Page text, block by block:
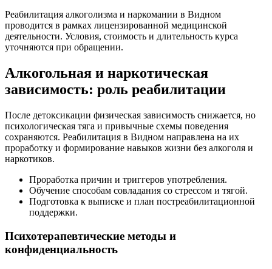
Реабилитация алкоголизма и наркомании в Видном
проводится в рамках лицензированной медицинской
деятельности. Условия, стоимость и длительность курса
уточняются при обращении.
Алкогольная и наркотическая
зависимость: роль реабилитации
После детоксикации физическая зависимость снижается, но
психологическая тяга и привычные схемы поведения
сохраняются. Реабилитация в Видном направлена на их
проработку и формирование навыков жизни без алкоголя и
наркотиков.
Проработка причин и триггеров употребления.
Обучение способам совладания со стрессом и тягой.
Подготовка к выписке и план постреабилитационной
поддержки.
Психотерапевтические методы и
конфиденциальность